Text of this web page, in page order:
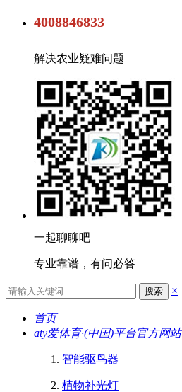
4008846833
解决农业疑难问题
一起聊聊吧
专业靠谱，有问必答
搜索 ×
首页
aty爱体育·(中国)平台官方网站
智能驱鸟器
植物补光灯